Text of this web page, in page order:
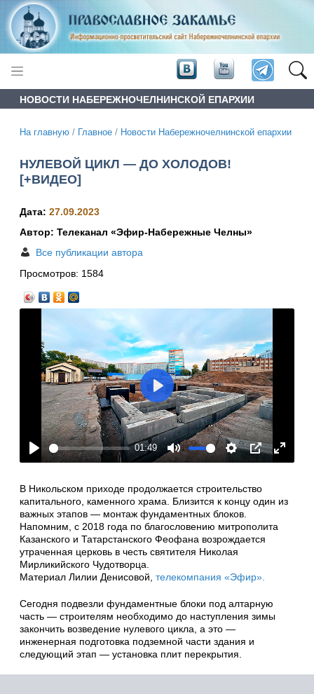
НОВОСТИ НАБЕРЕЖНОЧЕЛНИНСКОЙ ЕПАРХИИ
На главную / Главное / Новости Набережночелнинской епархии
НУЛЕВОЙ ЦИКЛ — ДО ХОЛОДОВ!
[+ВИДЕО]
Play
01:49
Mute Settings
PIP
Enter
Play
Дата: 27.09.2023
Автор: Телеканал «Эфир-Набережные Челны»
Все публикации автора
Просмотров: 1584
В Никольском приходе продолжается строительство
капитального, каменного храма. Близится к концу один из
важных этапов — монтаж фундаментных блоков.
Напомним, с 2018 года по благословению митрополита
Казанского и Татарстанского Феофана возрождается
утраченная церковь в честь святителя Николая
Мирликийского Чудотворца.
Материал Лилии Денисовой, телекомпания «Эфир».
Сегодня подвезли фундаментные блоки под алтарную
часть — строителям необходимо до наступления зимы
закончить возведение нулевого цикла, а это —
инженерная подготовка подземной части здания и
следующий этап — установка плит перекрытия.